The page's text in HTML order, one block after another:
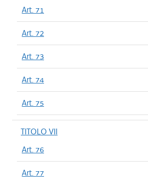
Art. 71
Art. 72
Art. 73
Art. 74
Art. 75
TITOLO VII
Art. 76
Art. 77